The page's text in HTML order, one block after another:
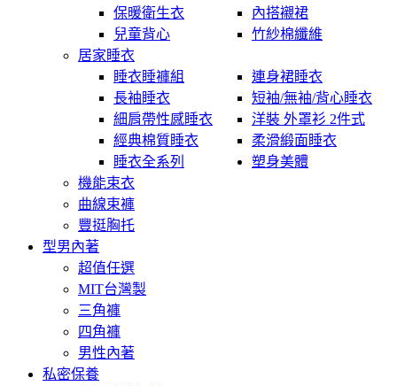
保暖衛生衣
內搭襯裙
兒童背心
竹紗棉纖維
居家睡衣
睡衣睡褲組
連身裙睡衣
長袖睡衣
短袖/無袖/背心睡衣
細肩帶性感睡衣
洋裝 外罩衫 2件式
經典棉質睡衣
柔滑緞面睡衣
睡衣全系列
塑身美體
機能束衣
曲線束褲
豐挺胸托
型男內著
超值任選
MIT台灣製
三角褲
四角褲
男性內著
私密保養